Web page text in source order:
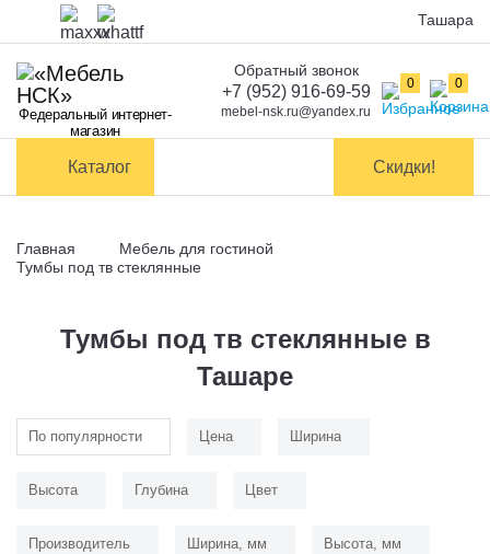
Оплата
Доставка и
самовывоз
Сборка
Обмен и
Контакты
Ташара
Федеральный интернет-
магазин
0 0
Обратный звонок
+7 (952) 916-69-59
mebel-nsk.ru@yandex.ru
Каталог Скидки!
Главная
Мебель для гостиной
Тумбы под тв стеклянные
Тумбы под тв стеклянные в
Ташаре
По популярности Цена Ширина
Высота Глубина Цвет
Производитель Ширина, мм Высота, мм